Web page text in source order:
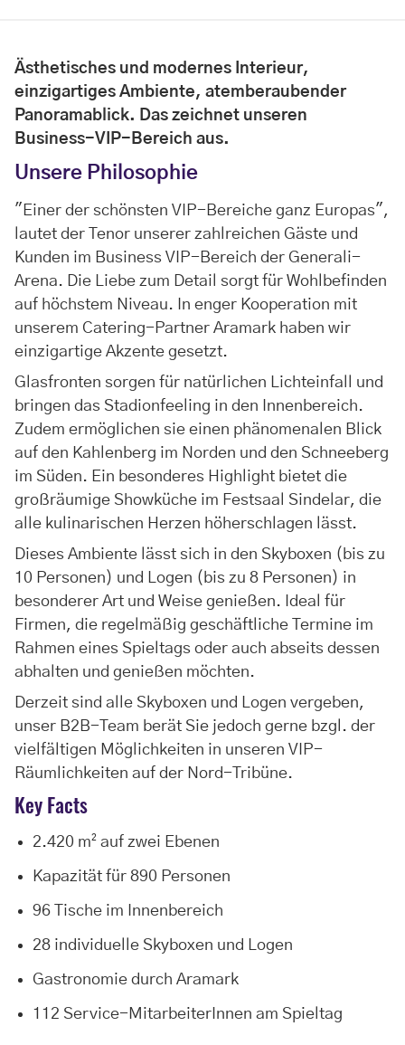
Ästhetisches und modernes Interieur,
einzigartiges Ambiente, atemberaubender
Panoramablick. Das zeichnet unseren
Business-VIP-Bereich aus.
Unsere Philosophie
"Einer der schönsten VIP-Bereiche ganz Europas",
lautet der Tenor unserer zahlreichen Gäste und
Kunden im Business VIP-Bereich der Generali-
Arena. Die Liebe zum Detail sorgt für Wohlbefinden
auf höchstem Niveau. In enger Kooperation mit
unserem Catering-Partner Aramark haben wir
einzigartige Akzente gesetzt.
Glasfronten sorgen für natürlichen Lichteinfall und
bringen das Stadionfeeling in den Innenbereich.
Zudem ermöglichen sie einen phänomenalen Blick
auf den Kahlenberg im Norden und den Schneeberg
im Süden. Ein besonderes Highlight bietet die
großräumige Showküche im Festsaal Sindelar, die
alle kulinarischen Herzen höherschlagen lässt.
Dieses Ambiente lässt sich in den Skyboxen (bis zu
10 Personen) und Logen (bis zu 8 Personen) in
besonderer Art und Weise genießen. Ideal für
Firmen, die regelmäßig geschäftliche Termine im
Rahmen eines Spieltags oder auch abseits dessen
abhalten und genießen möchten.
Derzeit sind alle Skyboxen und Logen vergeben,
unser B2B-Team berät Sie jedoch gerne bzgl. der
vielfältigen Möglichkeiten in unseren VIP-
Räumlichkeiten auf der Nord-Tribüne.
Key Facts
2.420 m² auf zwei Ebenen
Kapazität für 890 Personen
96 Tische im Innenbereich
28 individuelle Skyboxen und Logen
Gastronomie durch Aramark
112 Service-MitarbeiterInnen am Spieltag